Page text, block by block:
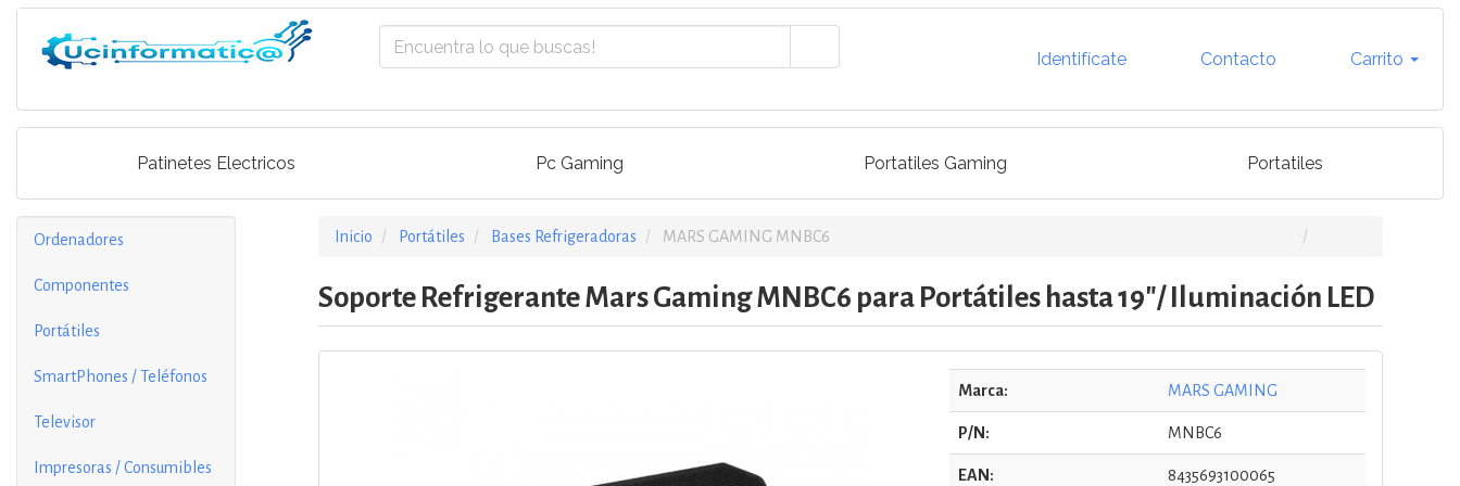
Identifícate Contacto Carrito
Patinetes Electricos Pc Gaming Portatiles Gaming Portatiles
Ordenadores
Componentes
Portátiles
SmartPhones / Teléfonos
Televisor
Impresoras / Consumibles
Inicio Portátiles Bases Refrigeradoras MARS GAMING MNBC6
Soporte Refrigerante Mars Gaming MNBC6 para Portátiles hasta 19"/ Iluminación LED
Marca: MARS GAMING
P/N: MNBC6
EAN: 8435693100065